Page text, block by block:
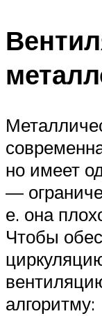
но имеет
—
е. она
Чтобы
алгоритму: